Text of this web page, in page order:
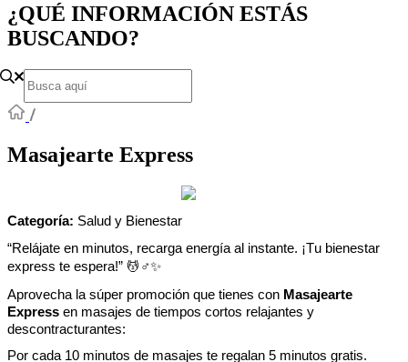
¿QUÉ INFORMACIÓN ESTÁS
BUSCANDO?
Masajearte Express
Categoría: Salud y Bienestar
“Relájate en minutos, recarga energía al instante. ¡Tu bienestar
express te espera!”  ♂✨
Aprovecha la súper promoción que tienes con Masajearte
Express en masajes de tiempos cortos relajantes y
descontracturantes:
Por cada 10 minutos de masajes te regalan 5 minutos gratis.